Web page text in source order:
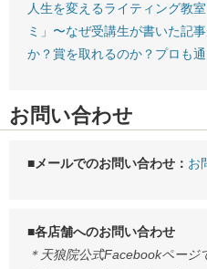
人生を変えるライティング教
ミ」〜なぜ受講生が書いた記
か？賞を取れるのか？プロも
お問い合わせ
■メールでのお問い合わせ： お
■各店舗へのお問い合わせ
＊天狼院公式Facebookペー